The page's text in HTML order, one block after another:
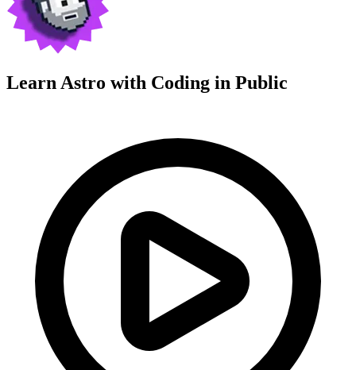
Learn Astro with Coding in Public